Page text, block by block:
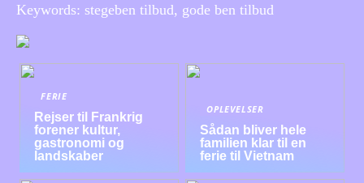
Keywords: stegeben tilbud, gode ben tilbud
FERIE
Rejser til Frankrig
forener kultur,
gastronomi og
landskaber
OPLEVELSER
Sådan bliver hele
familien klar til en
ferie til Vietnam